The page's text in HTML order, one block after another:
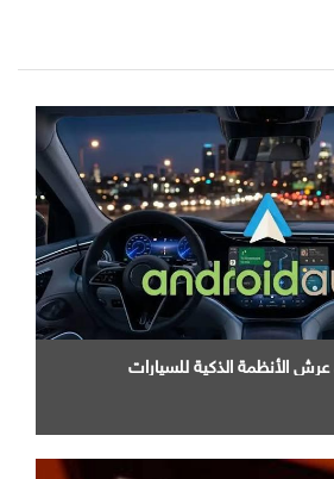
عرش الأنظمة الذكية للسيارات